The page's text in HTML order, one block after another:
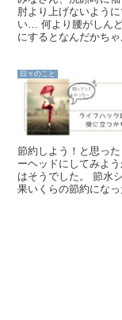
肘より上げないよう
い… 何より腰がしん
にするとなんだかち
日々のこと
節約しよう！と思っ
ーヘッドにしてみよ
はそうでした。 節水
果いくらの節約にな